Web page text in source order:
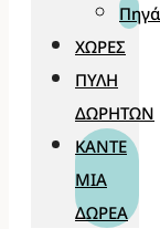
ΧΏΡΕΣ
ΠΎΛΗ
ΔΩΡΗΤΏΝ
ΚΆΝΤΕ
ΜΊΑ
ΔΩΡΕΆ